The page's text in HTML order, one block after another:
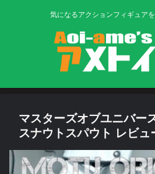
気になるアクションフィギュア
マスターズオブユニバー
スナウトスパウト レビュ